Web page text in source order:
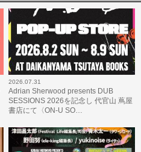
2026.07.31
Adrian Sherwood presents DUB
SESSIONS 2026を記念し 代官山 蔦屋
書店にて〈ON-U SO…